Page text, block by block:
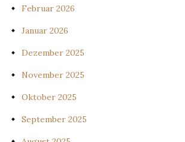
Februar 2026
Januar 2026
Dezember 2025
November 2025
Oktober 2025
September 2025